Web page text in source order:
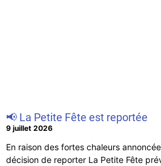
📢 La Petite Fête est reportée
9 juillet 2026
En raison des fortes chaleurs
décision de reporter La Petite Fête